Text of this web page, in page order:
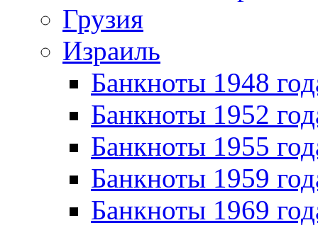
Грузия
Израиль
Банкноты 1948
Банкноты 1952
Банкноты 1955
Банкноты 1959
Банкноты 1969